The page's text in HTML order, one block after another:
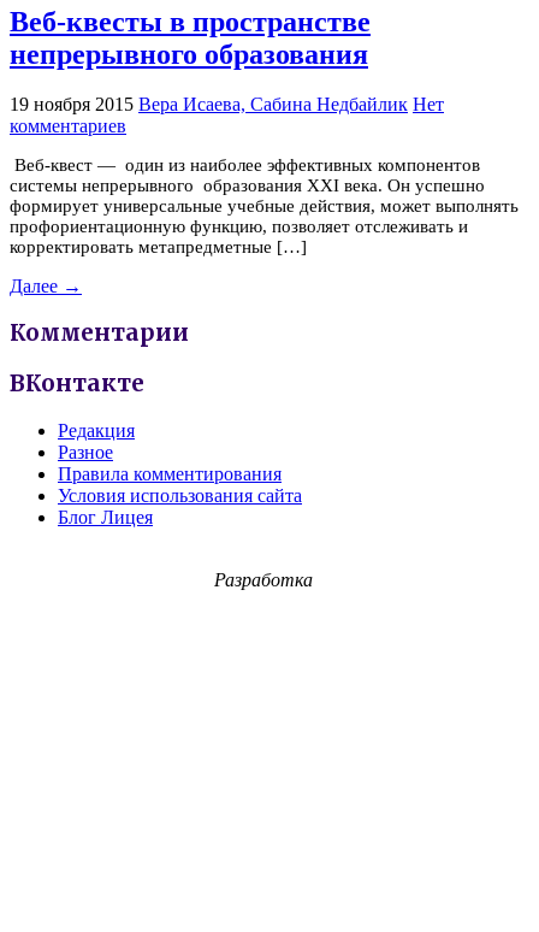
Веб-квесты в пространстве
непрерывного образования
19 ноября 2015 Вера Исаева, Сабина Недбайлик Нет
комментариев
Веб-квест — один из наиболее эффективных компонентов
системы непрерывного образования XXI века. Он успешно
формирует универсальные учебные действия, может выполнять
профориентационную функцию, позволяет отслеживать и
корректировать метапредметные […]
Далее →
Комментарии
ВКонтакте
Редакция
Разное
Правила комментирования
Условия использования сайта
Блог Лицея
Разработка